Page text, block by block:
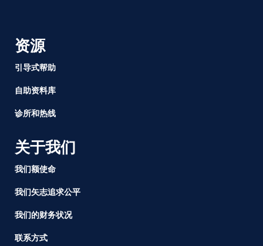
资源
引导式帮助
自助资料库
诊所和热线
关于我们
我们额使命
我们矢志追求公平
我们的财务状况
联系方式